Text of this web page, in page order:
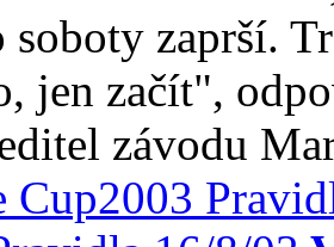
soboty zaprší.
jen začít",
závodu
Cup2003